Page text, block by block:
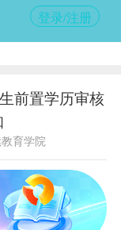
登录/注册
前置学历审核
育学院